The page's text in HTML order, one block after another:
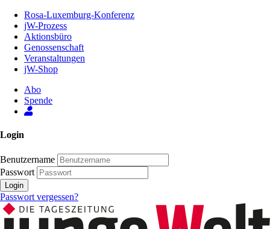
Inhalt
Seite
Rosa-Luxemburg-Konferenz
jW-Prozess
Aktionsbüro
Genossenschaft
Veranstaltungen
jW-Shop
Abo
Spende
Login
Benutzername
Passwort
Login
Passwort vergessen?